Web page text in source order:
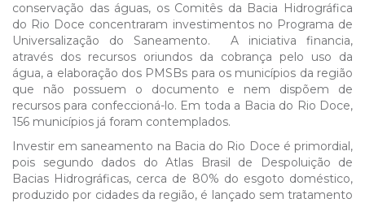
conservação das águas, os Comitês da Bacia Hidrográfica
do Rio Doce concentraram investimentos no Programa de
Universalização do Saneamento. A iniciativa financia,
através dos recursos oriundos da cobrança pelo uso da
água, a elaboração dos PMSBs para os municípios da região
que não possuem o documento e nem dispõem de
recursos para confeccioná-lo. Em toda a Bacia do Rio Doce,
156 municípios já foram contemplados.
Investir em saneamento na Bacia do Rio Doce é primordial,
pois segundo dados do Atlas Brasil de Despoluição de
Bacias Hidrográficas, cerca de 80% do esgoto doméstico,
produzido por cidades da região, é lançado sem tratamento